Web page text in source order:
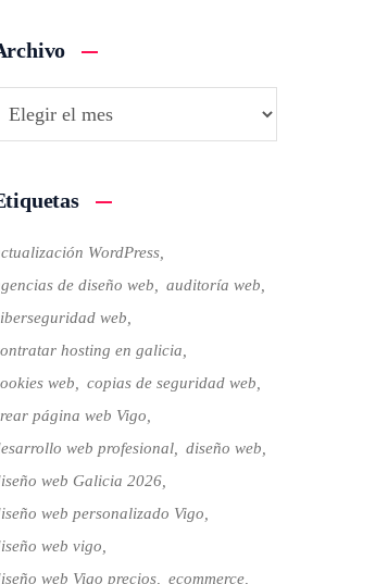
WordPress
de diseño web
auditoría web
web
hosting en galicia
web
copias de seguridad web
página web Vigo
web profesional
diseño web
web Galicia 2026
web personalizado Vigo
web vigo
web Vigo precios
ecommerce